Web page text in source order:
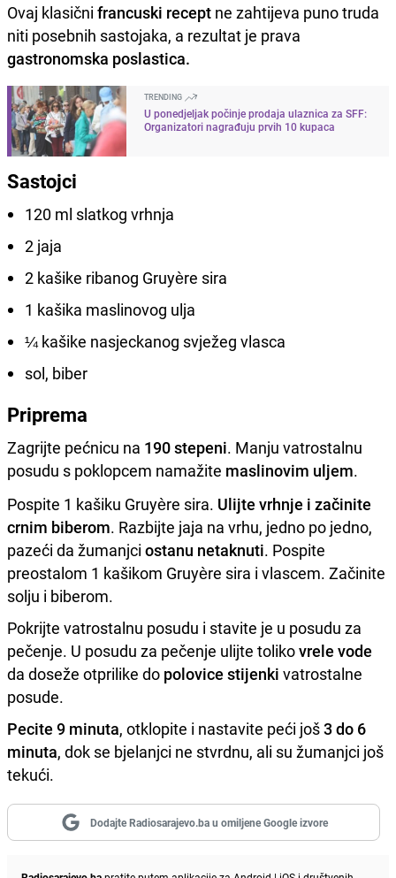
Ovaj klasični francuski recept ne zahtijeva puno truda
niti posebnih sastojaka, a rezultat je prava
gastronomska poslastica.
TRENDING
U ponedjeljak počinje prodaja ulaznica za SFF:
Organizatori nagrađuju prvih 10 kupaca
Sastojci
120 ml slatkog vrhnja
2 jaja
2 kašike ribanog Gruyère sira
1 kašika maslinovog ulja
¼ kašike nasjeckanog svježeg vlasca
sol, biber
Priprema
Zagrijte pećnicu na 190 stepeni. Manju vatrostalnu
posudu s poklopcem namažite maslinovim uljem.
Pospite 1 kašiku Gruyère sira. Ulijte vrhnje i začinite
crnim biberom. Razbijte jaja na vrhu, jedno po jedno,
pazeći da žumanjci ostanu netaknuti. Pospite
preostalom 1 kašikom Gruyère sira i vlascem. Začinite
solju i biberom.
Pokrijte vatrostalnu posudu i stavite je u posudu za
pečenje. U posudu za pečenje ulijte tolikovrele vode
da doseže otprilike do polovice stijenki vatrostalne
posude.
Pecite 9 minuta, otklopite i nastavite peći još3 do 6
minuta, dok se bjelanjci ne stvrdnu, ali su žumanjci još
tekući.
Dodajte Radiosarajevo.ba u omiljene Google izvore